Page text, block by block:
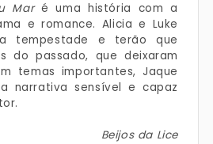
Maré uma história com a
e romance. Alicia e Luke
tempestade e terão que
do passado, que deixaram
temas importantes, Jaque
narrativa sensível e capaz
Beijos da Lice